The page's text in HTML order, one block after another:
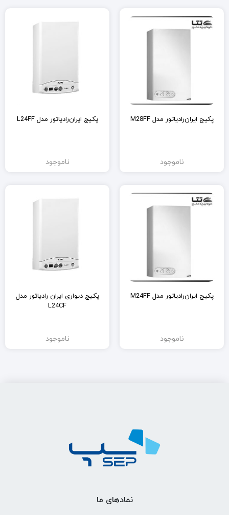
پکیج ایران‌رادیاتور مدل M28FF
ناموجود
پکیج ایران‌رادیاتور مدل L24FF
ناموجود
پکیج ایران‌رادیاتور مدل M24FF
ناموجود
پکیج دیواری ایران رادیاتور مدل
L24CF
ناموجود
نمادهای ما